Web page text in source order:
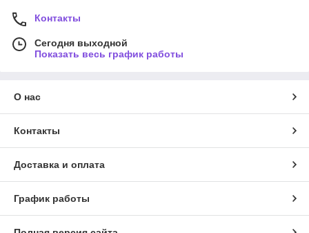
Контакты
Сегодня выходной
Показать весь график работы
О нас
Контакты
Доставка и оплата
График работы